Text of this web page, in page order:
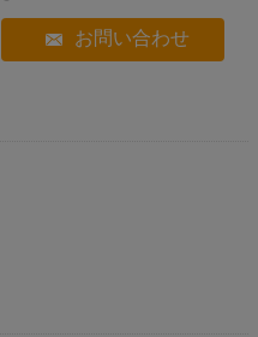
お問い合わせ